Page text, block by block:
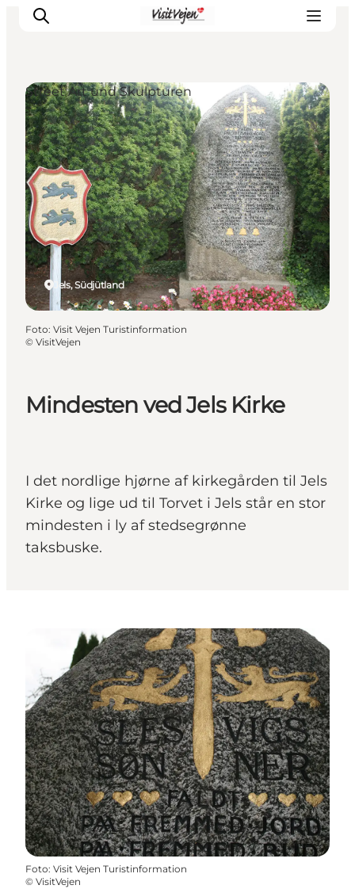
Restaurants
Schlafen
Nature
Städte
Events
Explore
Mindesten ved Jels Kirke
I det nordlige hjørne af kirkegården til Jels
Kirke og lige ud til Torvet i Jels står en stor
mindesten i ly af stedsegrønne
taksbuske.
Jels, Südjütland
Street Art und Skulpturen
Foto: Visit Vejen Turistinformation
© VisitVejen
Foto: Visit Vejen Turistinformation
© VisitVejen